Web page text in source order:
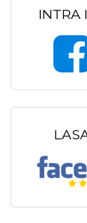
INTRA